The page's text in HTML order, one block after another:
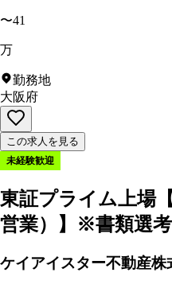
〜41
万
勤務地
大阪府
この求人を見る
未経験歓迎
東証プライム上場
営業）】※書類選
ケイアイスター不動産株